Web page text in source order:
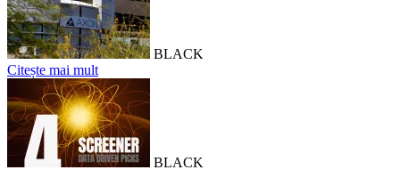
BLACK
Citește mai mult
BLACK